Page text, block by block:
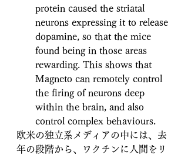
protein caused the striatal
neurons expressing it to release
dopamine, so that the mice
found being in those areas
rewarding. This shows that
Magneto can remotely control
the firing of neurons deep
within the brain, and also
control complex behaviours.
欧米の独立系メディアの中には、去
年の段階から、ワクチンに人間をリ